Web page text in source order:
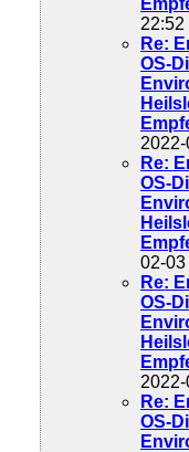
22:52
Re:
OS-
Re:
OS-
02-03
Re:
OS-
Re:
OS-